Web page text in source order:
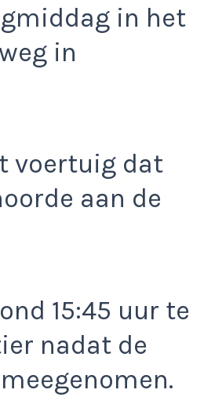
in het
in
voertuig dat
aan de
15:45 uur te
nadat de